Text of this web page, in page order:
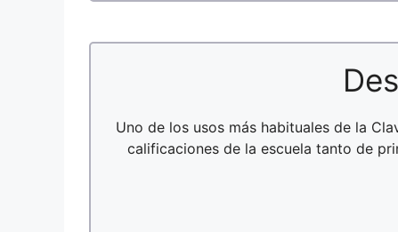
Uno de los usos más habituales de la
calificaciones de la escuela tanto de